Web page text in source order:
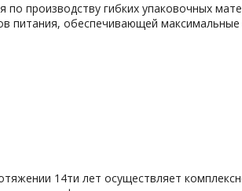
производству гибких упаковочных
питания, обеспечивающей максимальные
14ти лет осуществляет